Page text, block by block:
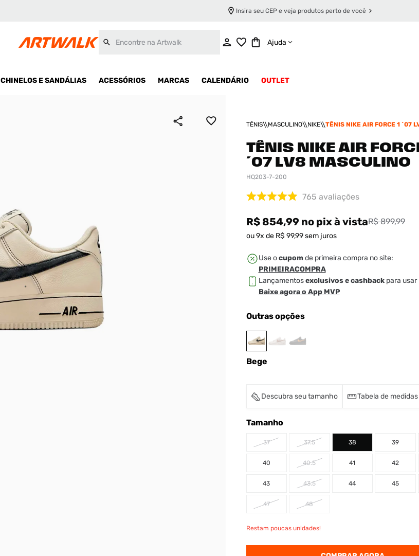
Insira seu CEP e veja produtos perto de você
Ajuda
CHINELOS E SANDÁLIAS ACESSÓRIOS MARCAS CALENDÁRIO OUTLET
TÊNIS MASCULINO NIKE
TÊNIS NIKE AIR FORCE 1 ´07
TÊNIS NIKE AIR
´07 LV8 MASCULINO
HQ203-7-200
765 avaliações
R$ 854,99no pixà vistaR$ 899,99
ou9x de R$ 99,99sem juros
Use ocupom de primeira compra no site:
PRIMEIRACOMPRA
Lançamentosexclusivos e cashbackpara usar
Baixe agora o App MVP
Outras opções
Bege
Descubra seu tamanho Tabela de medidas
Tamanho
37 37.5 38 39
40 40.5 41 42
43 43.5 44 45
47 48
Restam poucas unidades!